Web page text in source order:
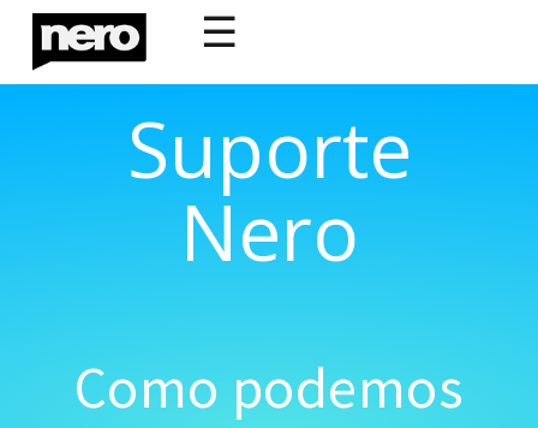
☰
Suporte
Nero
Como podemos